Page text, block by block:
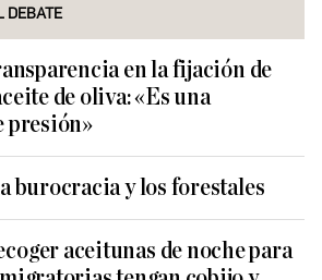
DEBATE
en la fijación de
de oliva: «Es una
presión»
burocracia y los forestales
aceitunas de noche para